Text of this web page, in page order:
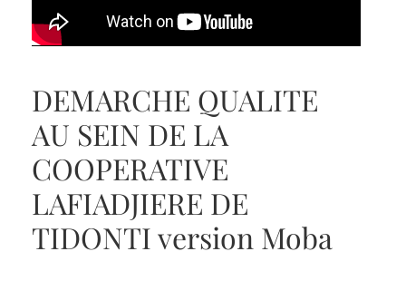
DEMARCHE QUALITE
AU SEIN DE LA
COOPERATIVE
LAFIADJIERE DE
TIDONTI version Moba